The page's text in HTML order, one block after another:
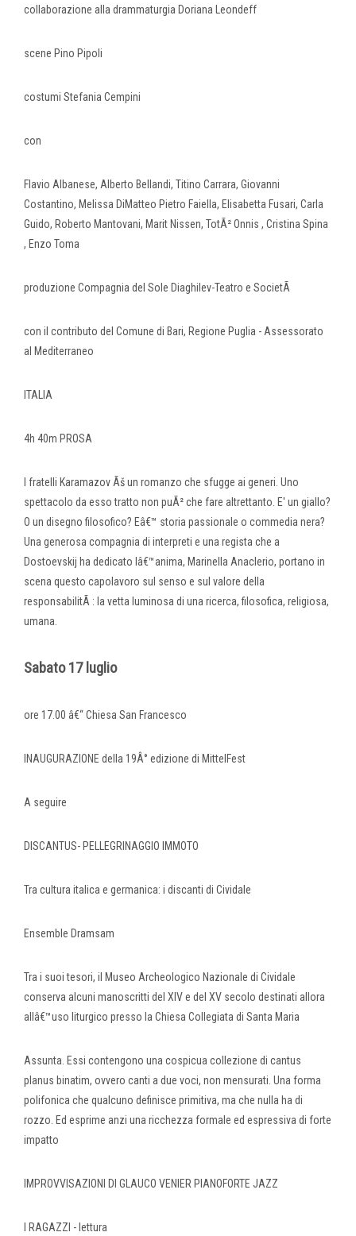
collaborazione alla drammaturgia Doriana Leondeff
scene Pino Pipoli
costumi Stefania Cempini
con
Flavio Albanese, Alberto Bellandi, Titino Carrara, Giovanni
Costantino, Melissa DiMatteo Pietro Faiella, Elisabetta Fusari, Carla
Guido, Roberto Mantovani, Marit Nissen, TotÃ² Onnis , Cristina Spina
, Enzo Toma
produzione Compagnia del Sole Diaghilev-Teatro e SocietÃ
con il contributo del Comune di Bari, Regione Puglia - Assessorato
al Mediterraneo
ITALIA
4h 40m PROSA
I fratelli Karamazov Ãš un romanzo che sfugge ai generi. Uno
spettacolo da esso tratto non puÃ² che fare altrettanto. E' un giallo?
O un disegno filosofico? Eâ€™ storia passionale o commedia nera?
Una generosa compagnia di interpreti e una regista che a
Dostoevskij ha dedicato lâ€™anima, Marinella Anaclerio, portano in
scena questo capolavoro sul senso e sul valore della
responsabilitÃ : la vetta luminosa di una ricerca, filosofica, religiosa,
umana.
Sabato 17 luglio
ore 17.00 â€“ Chiesa San Francesco
INAUGURAZIONE della 19Â° edizione di MittelFest
A seguire
DISCANTUS- PELLEGRINAGGIO IMMOTO
Tra cultura italica e germanica: i discanti di Cividale
Ensemble Dramsam
Tra i suoi tesori, il Museo Archeologico Nazionale di Cividale
conserva alcuni manoscritti del XIV e del XV secolo destinati allora
allâ€™uso liturgico presso la Chiesa Collegiata di Santa Maria
Assunta. Essi contengono una cospicua collezione di cantus
planus binatim, ovvero canti a due voci, non mensurati. Una forma
polifonica che qualcuno definisce primitiva, ma che nulla ha di
rozzo. Ed esprime anzi una ricchezza formale ed espressiva di forte
impatto
IMPROVVISAZIONI DI GLAUCO VENIER PIANOFORTE JAZZ
I RAGAZZI - lettura